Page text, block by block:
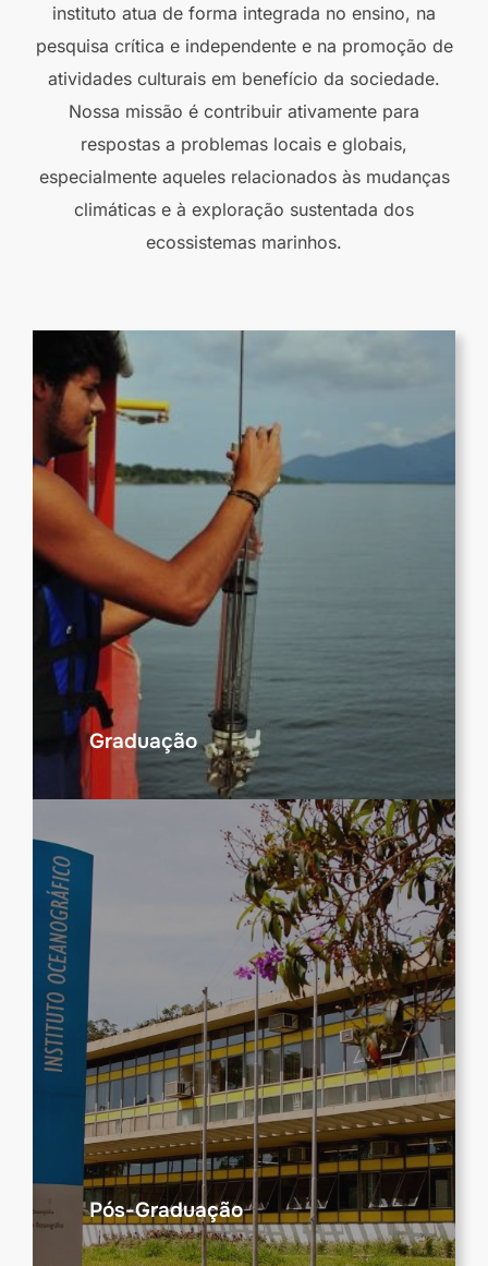
instituto atua de forma integrada no ensino, na
pesquisa crítica e independente e na promoção de
atividades culturais em benefício da sociedade.
Nossa missão é contribuir ativamente para
respostas a problemas locais e globais,
especialmente aqueles relacionados às mudanças
climáticas e à exploração sustentada dos
ecossistemas marinhos.
Graduação
Pós-Graduação